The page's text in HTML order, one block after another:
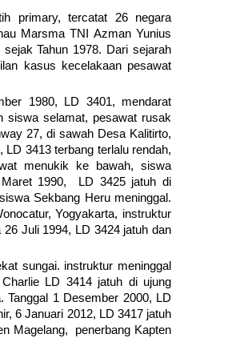
primary, tercatat 26 negara
Marsma TNI Azman Yunius
Tahun 1978. Dari sejarah
kasus kecelakaan pesawat
1980, LD 3401, mendarat
siswa selamat, pesawat rusak
27, di sawah Desa Kalitirto,
3413 terbang terlalu rendah,
menukik ke bawah, siswa
Maret 1990, LD 3425 jatuh di
Sekbang Heru meninggal.
Yogyakarta, instruktur
Juli 1994, LD 3424 jatuh dan
sungai. instruktur meninggal
LD 3414 jatuh di ujung
Tanggal 1 Desember 2000, LD
6 Januari 2012, LD 3417 jatuh
Magelang, penerbang Kapten